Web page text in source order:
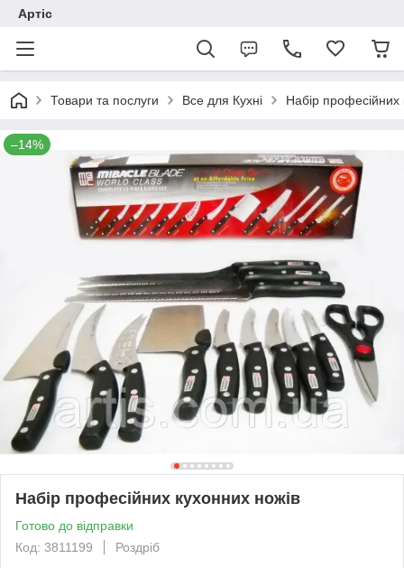
Артіс
Товари та послуги Все для Кухні Набір професійних
–14%
Набір професійних кухонних ножів
Готово до відправки
Код: 3811199
Роздріб